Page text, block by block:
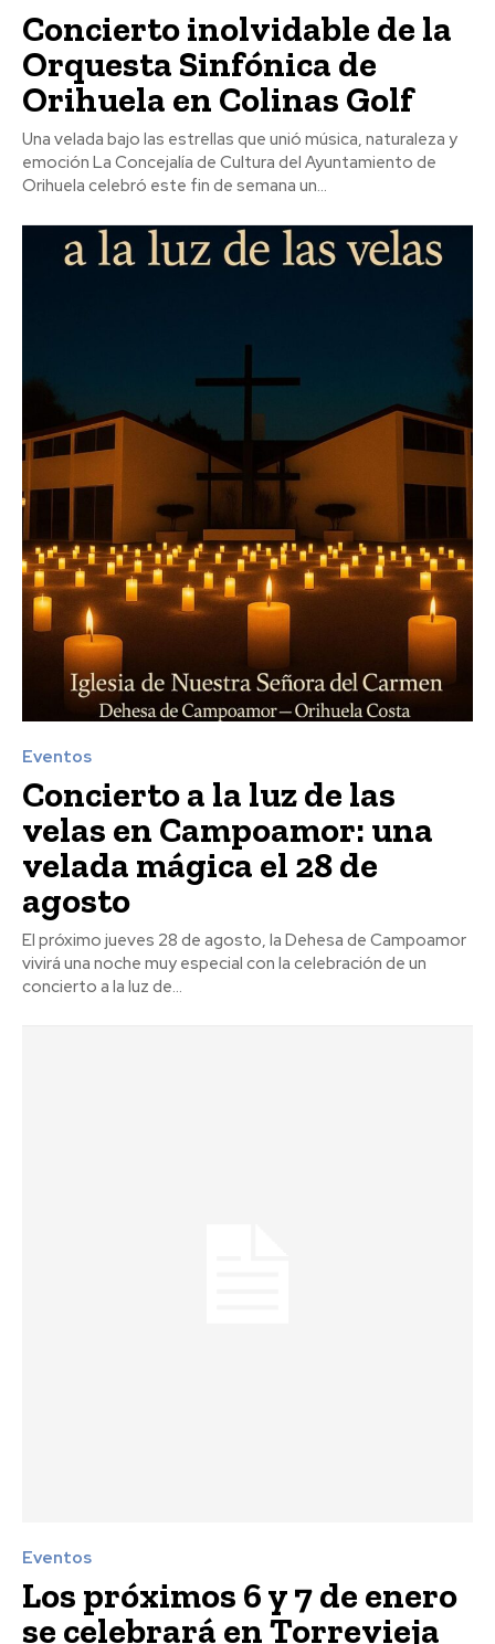
Concierto inolvidable de la
Orquesta Sinfónica de
Orihuela en Colinas Golf
Una velada bajo las estrellas que unió música, naturaleza y
emoción La Concejalía de Cultura del Ayuntamiento de
Orihuela celebró este fin de semana un...
Eventos
Concierto a la luz de las
velas en Campoamor: una
velada mágica el 28 de
agosto
El próximo jueves 28 de agosto, la Dehesa de Campoamor
vivirá una noche muy especial con la celebración de un
concierto a la luz de...
Eventos
Los próximos 6 y 7 de enero
se celebrará en Torrevieja